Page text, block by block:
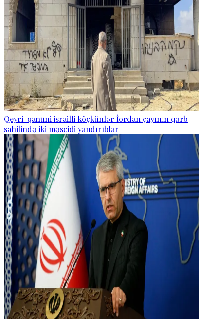
Qeyri-qanuni israilli köçkünlər İordan çayının qərb
sahilində iki məscidi yandırıblar